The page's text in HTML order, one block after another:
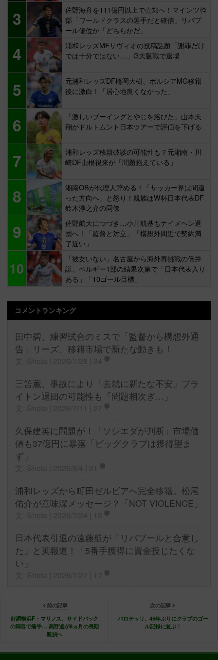
3
佐野海舟を111億円以上で売却へ！マインツ幹
部「ワールドクラスの選手だと確信」リバプ
ール優位か「どちらかだ」
4
浦和レッズMFサヴィオの投稿話題「謝罪だけ
では十分ではない…」G大阪戦で退場
5
元浦和レッズDF橋岡大樹、ボルシアMG移籍
後に激白！「居心地良くなかった」
6
「激しいブーイングとやじを浴びた」山本天
翔がドルトムント日本ツアーで評価を下げる
7
浦和レッズ移籍破談の可能性も？元湘南・川
崎DF山根視来が「問題抱えている」
8
湘南OBが代理人辞める！「サッカー界は間違
った方向へ」と怒り！親族はW杯日本代表DF
鈴木淳之介の同僚
9
佐野航大につづき…小川航基もナイメヘン退
団へ！「監督と対立」「構想外間近で契約満
了近い」
10
「彼女いない」名古屋から海外再挑戦の倍井
謙、ベルギー1部の結果次第で「日本代表入り
ある」「10ゴール目標」
コメントランキング
田中碧、練習試合のミスで「監督から構想外通
告」リーズ、移籍市場で新たな動きも！
三笘薫、事故により「去就に新たな不安」ブラ
イトン退団の可能性も「問題相次ぎ…」
久保建英に問題が！「ソシエダが判断」市場価
値も37億円に暴落「ビッグクラブは獲得望ま
ず」
浦和レッズから町田ゼルビアへ完全移籍。松尾
佑介が意味深メッセージ？「NOT VIOLENCE」
日本代表引退の遠藤航が「リバプールと合意し
た」と英報道！「5番手獲得に資金投じたくな
い」
前の記事
好調横浜F・マリノス、サイドバック
の陣容で痛手… 高野遼が8ヵ月の長期
離脱へ
次の記事
バロテッリ、45年ぶりにクラブのゴー
ル記録に並ぶ！